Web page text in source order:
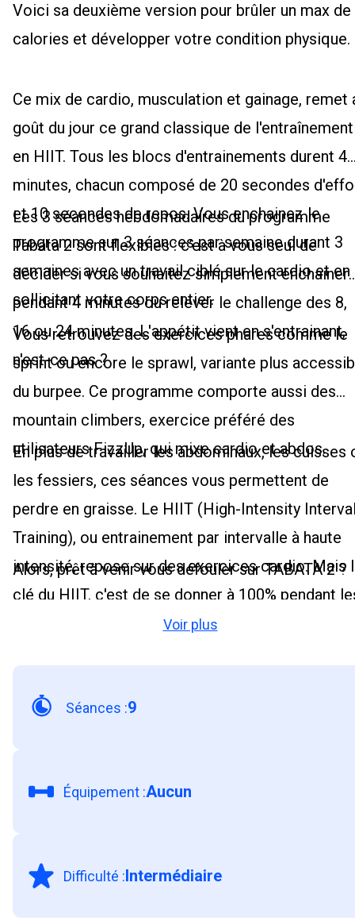
Voici sa deuxième version pour brûler un max de
calories et développer votre condition physique.
Ce mix de cardio, musculation et gainage, remet
goût du jour ce grand classique de l'entraînement
en HIIT. Tous les blocs d'entrainements durent 4
minutes, chacun composé de 20 secondes
et 10 secondes de repos. Vous enchainez le
programme sur 3 séances par semaine durant 3
semaines avec un travail ciblé sur le cardio et en
sollicitant votre corps entier.
Les 3 séances hebdomadaires du programme
Tabata 2 sont flexibles : c’est à vous seul de
décider si vous souhaitez simplement enchainer
pendant 4 minutes ou relever le challenge des 8,
16 ou 24 minutes. L'appétit vient en s'entrainant,
n'est-ce pas ?
Vous retrouvez des exercices phares comme le
sprint ou encore le sprawl, variante plus
du burpee. Ce programme comporte aussi des
mountain climbers, exercice préféré des
utilisateurs FizzUp, qui mixe cardio et abdos.
En plus de travailler les abdominaux, les cuisses
les fessiers, ces séances vous permettent de
perdre en graisse. Le HIIT (High-Intensity
Training), ou entrainement par intervalle à haute
intensité, repose sur des exercices cardio. Mais
clé du HIIT, c'est de se donner à 100% pendant
temps d'effort. Si cette règle est respectée, le
Alors, prêt à venir vous défouler sur TABATA 2 ?
Voir plus
9
Séances :
Aucun
Équipement :
Intermédiaire
Difficulté :